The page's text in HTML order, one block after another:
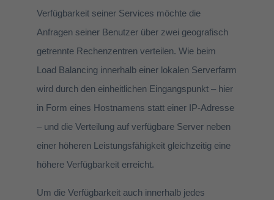
Verfügbarkeit seiner Services möchte die
Anfragen seiner Benutzer über zwei geografisch
getrennte Rechenzentren verteilen. Wie beim
Load Balancing innerhalb einer lokalen Serverfarm
wird durch den einheitlichen Eingangspunkt – hier
in Form eines Hostnamens statt einer IP-Adresse
– und die Verteilung auf verfügbare Server neben
einer höheren Leistungsfähigkeit gleichzeitig eine
höhere Verfügbarkeit erreicht.
Um die Verfügbarkeit auch innerhalb jedes